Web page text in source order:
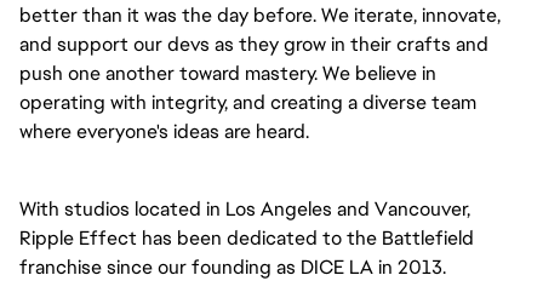
better than it was the day before. We iterate, innovate,
and support our devs as they grow in their crafts and
push one another toward mastery. We believe in
operating with integrity, and creating a diverse team
where everyone's ideas are heard.
With studios located in Los Angeles and Vancouver,
Ripple Effect has been dedicated to the Battlefield
franchise since our founding as DICE LA in 2013.